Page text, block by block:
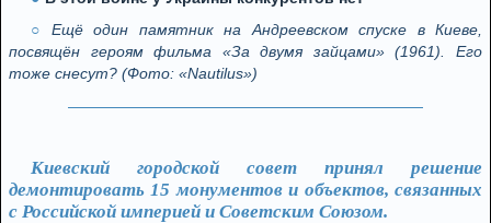
Ещё один памятник на Андреевском спуске в Киеве,
посвящён героям фильма «За двумя зайцами» (1961). Его
тоже снесут? (Фото: «Nautilus»)
Киевский городской совет принял решение
демонтировать 15 монументов и объектов, связанных
с Российской империей и Советским Союзом.